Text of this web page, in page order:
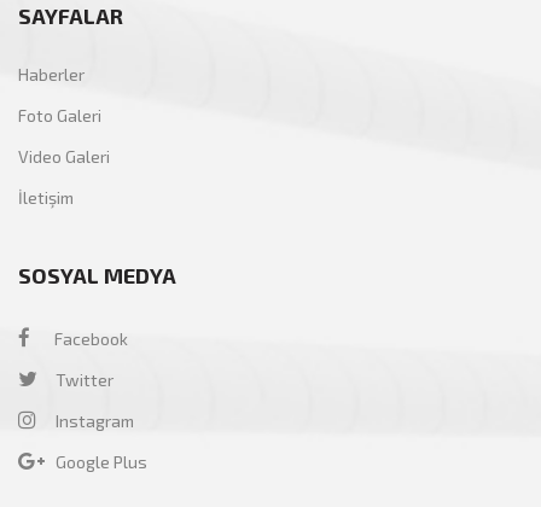
SAYFALAR
Haberler
Foto Galeri
Video Galeri
İletişim
SOSYAL MEDYA
Facebook
Twitter
Instagram
Google Plus